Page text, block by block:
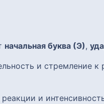
начальная буква (Э),
и стремление
и